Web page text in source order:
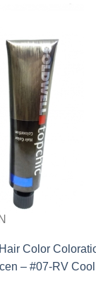
Color
– #07-RV